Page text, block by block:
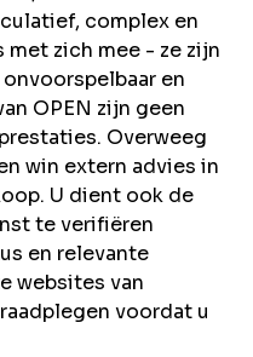
complex en
zich mee - ze zijn
en
OPEN zijn geen
Overweeg
win extern advies in
U dient ook de
te verifiëren
en relevante
websites van
voordat u